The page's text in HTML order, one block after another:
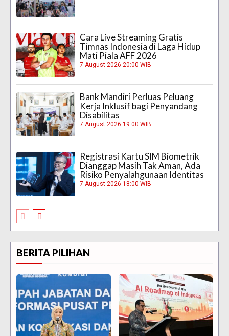
Cara Live Streaming Gratis
Timnas Indonesia di Laga Hidup
Mati Piala AFF 2026
7 August 2026 20:00 WIB
Bank Mandiri Perluas Peluang
Kerja Inklusif bagi Penyandang
Disabilitas
7 August 2026 19:00 WIB
Registrasi Kartu SIM Biometrik
Dianggap Masih Tak Aman, Ada
Risiko Penyalahgunaan Identitas
7 August 2026 18:00 WIB
BERITA PILIHAN